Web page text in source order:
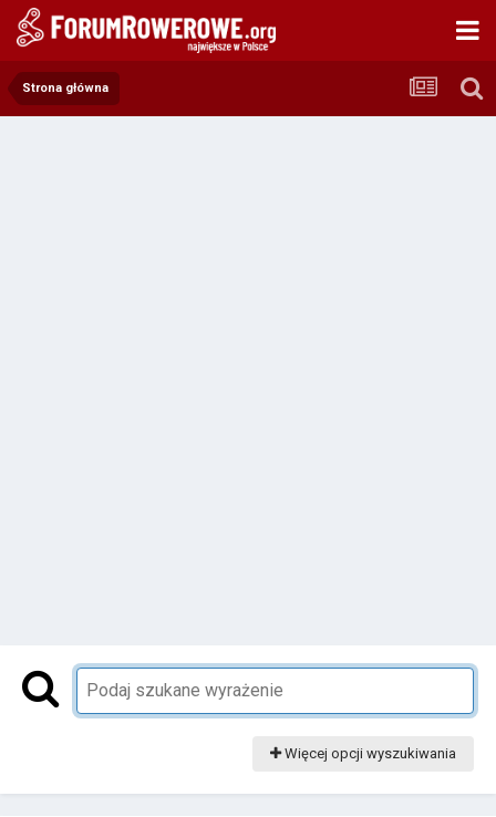
Strona główna
Więcej opcji wyszukiwania